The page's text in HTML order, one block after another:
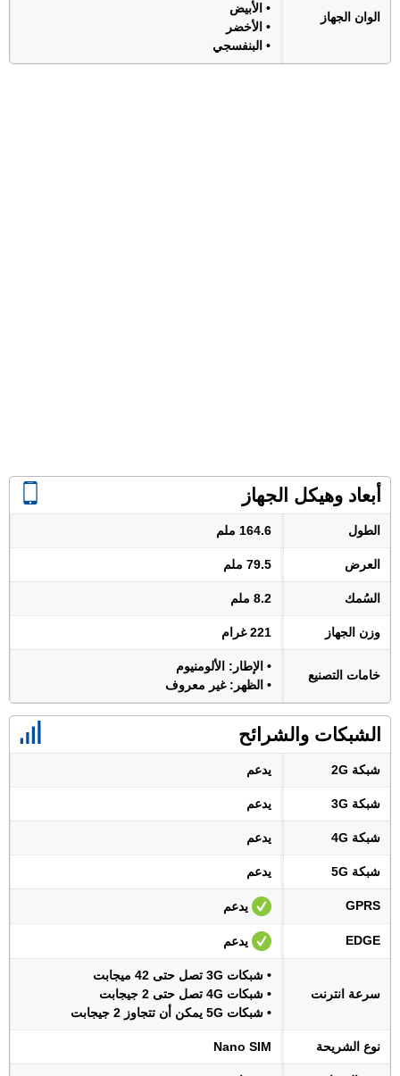
الوان الجهاز
• الأبيض
• الأخضر
• البنفسجي
أبعاد وهيكل الجهاز
الطول 164.6 ملم
العرض 79.5 ملم
السُمك 8.2 ملم
وزن الجهاز 221 غرام
خامات التصنيع
• الإطار: الألومنيوم
• الظهر: غير معروف
الشبكات والشرائح
شبكة 2G يدعم
شبكة 3G يدعم
شبكة 4G يدعم
شبكة 5G يدعم
GPRS يدعم
EDGE يدعم
سرعة انترنت
• شبكات 3G تصل حتى 42 ميجابت
• شبكات 4G تصل حتى 2 جيجابت
• شبكات 5G يمكن أن تتجاوز 2 جيجابت
نوع الشريحة Nano SIM